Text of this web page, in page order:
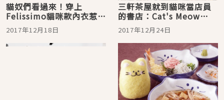
貓奴們看過來！穿上
Felissimo貓咪款內衣惹人
憐愛！
2017年12月18日
三軒茶屋就到貓咪當店員
的書店：Cat's Meow
Books
2017年12月24日